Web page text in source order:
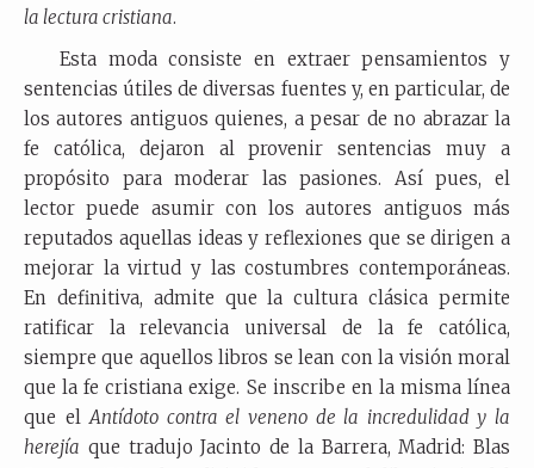
la lectura cristiana.
Esta moda consiste en extraer pensamientos y
sentencias útiles de diversas fuentes y, en particular, de
los autores antiguos quienes, a pesar de no abrazar la
fe católica, dejaron al provenir sentencias muy a
propósito para moderar las pasiones. Así pues, el
lector puede asumir con los autores antiguos más
reputados aquellas ideas y reflexiones que se dirigen a
mejorar la virtud y las costumbres contemporáneas.
En definitiva, admite que la cultura clásica permite
ratificar la relevancia universal de la fe católica,
siempre que aquellos libros se lean con la visión moral
que la fe cristiana exige. Se inscribe en la misma línea
que elAntídoto contra el veneno de la incredulidad y la
herejía que tradujo Jacinto de la Barrera, Madrid: Blas